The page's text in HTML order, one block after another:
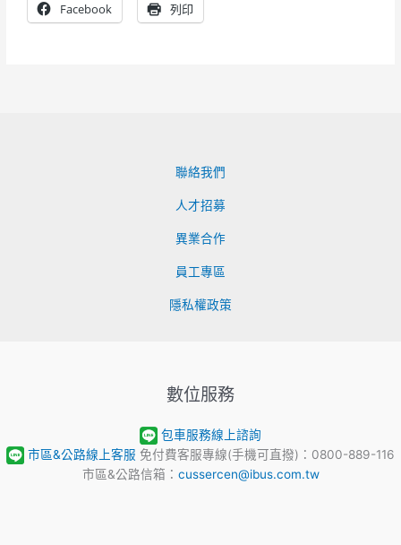
Facebook 列印
聯絡我們
人才招募
異業合作
員工專區
隱私權政策
數位服務
包車服務線上諮詢
市區&公路線上客服 免付費客服專線(手機可直撥)：0800-889-116
市區&公路信箱： cussercen@ibus.com.tw